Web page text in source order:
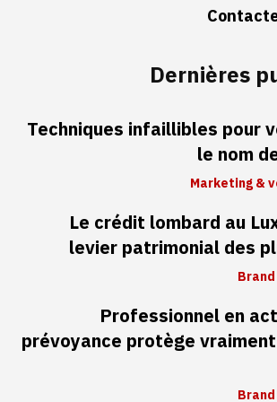
Dernières
Techniques infaillibles pour
le nom
Marketing &
Le crédit lombard au
levier patrimonial des
Professionnel en
prévoyance protège